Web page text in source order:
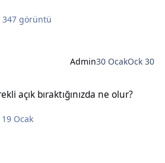
347 görüntü
Admin30 OcakOck 30
açık bıraktığınızda ne olur?
19 Ocak